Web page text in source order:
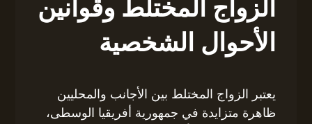
الزواج المختلط وقوانين
الأحوال الشخصية
يعتبر الزواج المختلط بين الأجانب والمحليين
ظاهرة متزايدة في جمهورية أفريقيا الوسطى،